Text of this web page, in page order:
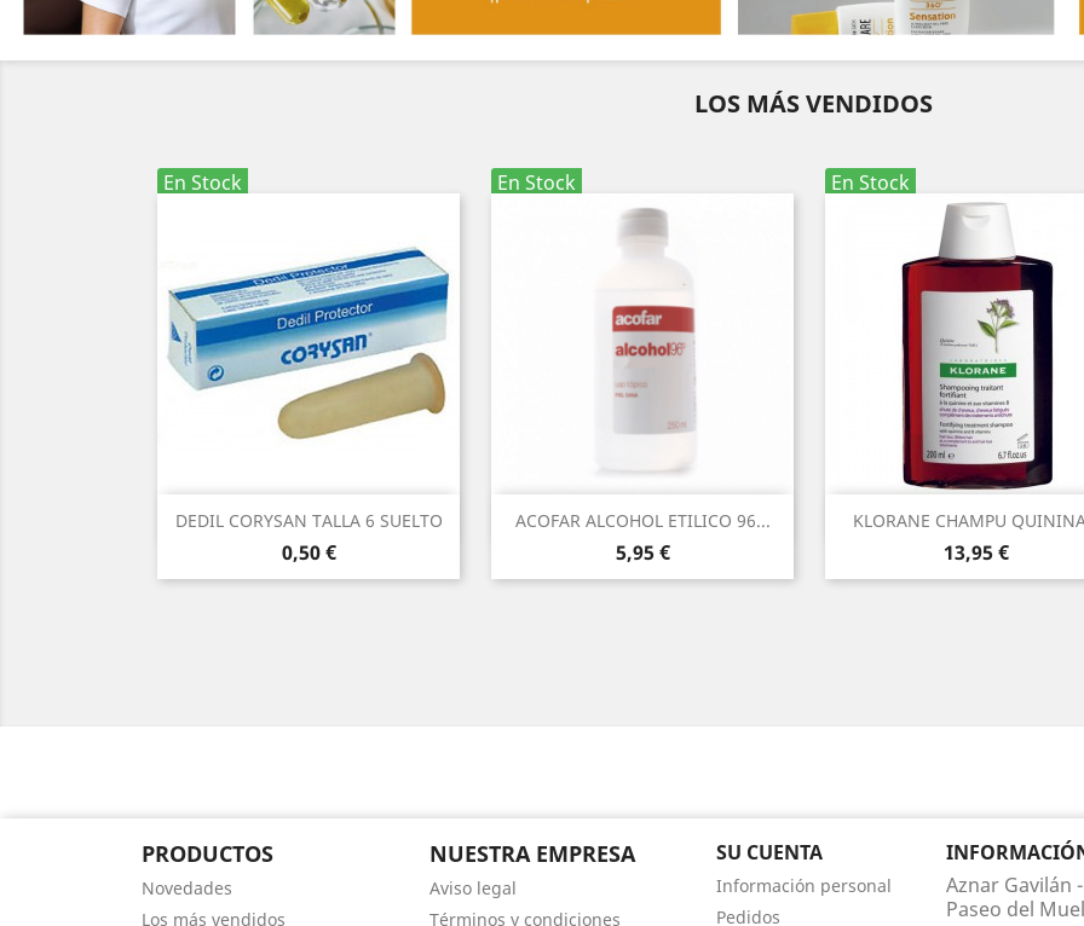
LOS MÁS VENDIDOS
En Stock
DEDIL CORYSAN TALLA 6 SUELTO
Precio
0,50 €
Vista rápida
En Stock
ACOFAR ALCOHOL ETILICO 96...
Precio
5,95 €
 Vista rápida
En Stock
KLORANE CHAMPU
Precio
13,95 €
 Vista rápida
PRODUCTOS
Novedades
Los más vendidos
NUESTRA EMPRESA
Aviso legal
Términos y condiciones
SU CUENTA
Información personal
Pedidos
Aznar Gavilán
Paseo del